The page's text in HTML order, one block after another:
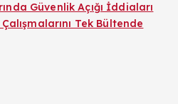
Güvenlik Açığı İddiaları
Tek Bültende